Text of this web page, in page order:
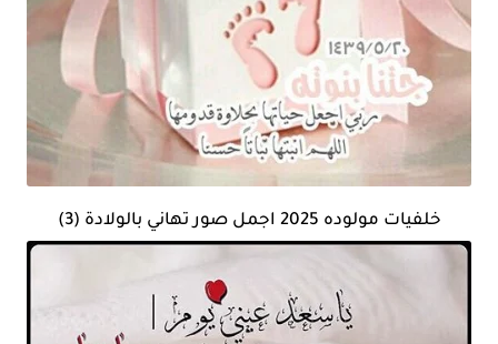
خلفيات مولوده 2025 اجمل صور تهاني بالولادة (3)